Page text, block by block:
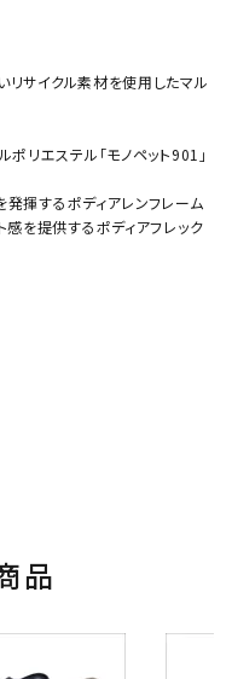
リサイクル素材を使用したマル
リエステル「モノペット901」
揮するポディアレンフレーム
感を提供するポディアフレック
品